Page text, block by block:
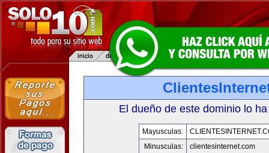
El dueño de este dominio lo
Mayusculas:
Minusculas:
clientesinternet.com